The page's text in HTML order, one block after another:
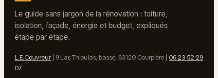
Le guide sans jargon de la rénovation : toiture,
isolation, façade, énergie et budget, expliqués
étape par étape.
L.E.Couvreur| 9 Las Thioulas, basse, 63120 Courpière
06 23 52 29
07